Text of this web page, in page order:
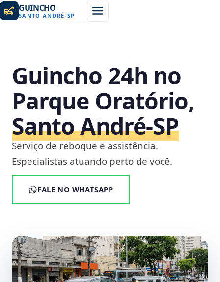
GUINCHO
SANTO ANDRÉ-SP
Guincho 24h no
Parque Oratório,
Santo André‑SP
Serviço de reboque e assistência.
Especialistas atuando perto de você.
FALE NO WHATSAPP